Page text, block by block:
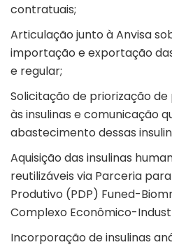
contratuais;
Articulação junto à Anvisa
importação e exportação
e regular;
Solicitação de priorização
às insulinas e comunicação
abastecimento dessas
Aquisição das insulinas
reutilizáveis via Parceria
Produtivo (PDP) Funed-
Complexo Econômico-
Incorporação de insulinas